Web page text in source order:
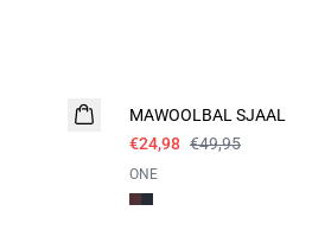
MAWOOLBAL SJAAL
€24,98 €49,95
ONE